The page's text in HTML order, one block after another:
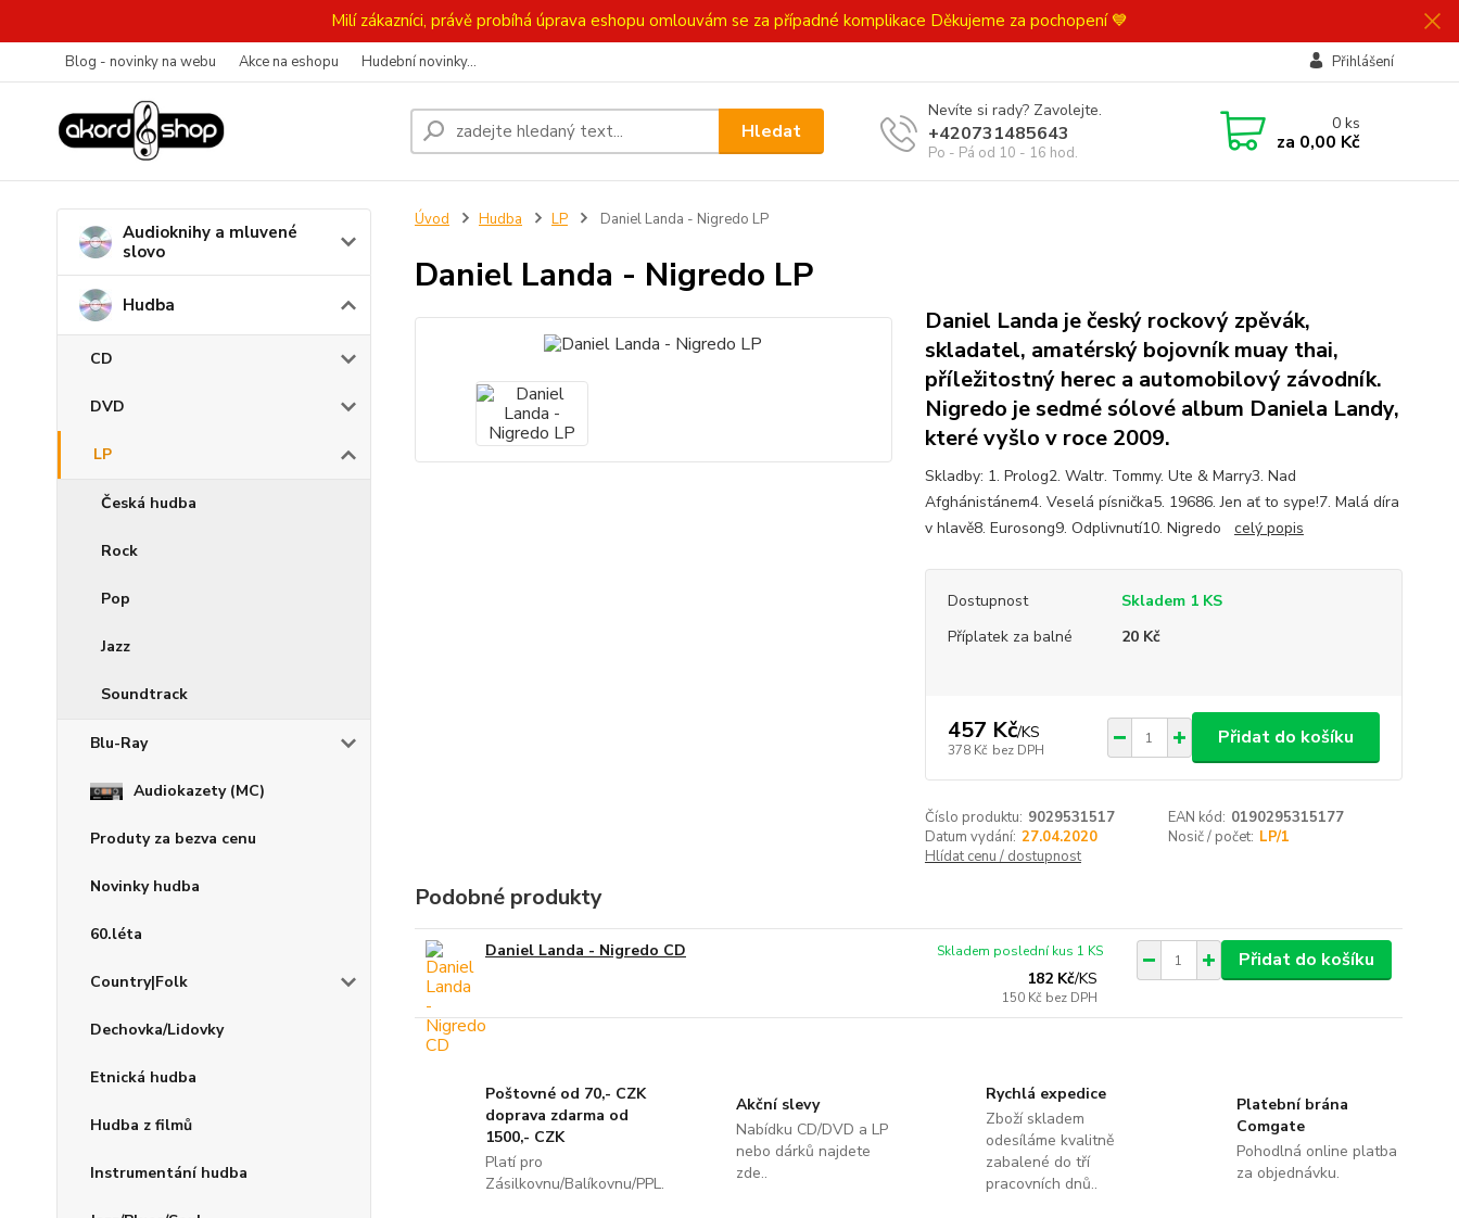
Milí zákazníci, právě probíhá úprava eshopu omlouvám se za případné komplikace Děkujeme za pochopení 💙
Blog - novinky na webu Akce na eshopu Hudební novinky... Přihlášení
Hledat
Nevíte si rady? Zavolejte.
+420731485643
Po - Pá od 10 - 16 hod.
0ks
za 0,00 Kč
Audioknihy a mluvené
slovo
Hudba
CD
DVD
LP
Česká hudba
Rock
Pop
Jazz
Soundtrack
Blu-Ray
Audiokazety (MC)
Produty za bezva cenu
Novinky hudba
60.léta
Country|Folk
Dechovka/Lidovky
Etnická hudba
Hudba z filmů
Instrumentání hudba
Úvod Hudba LP Daniel Landa - Nigredo LP
Daniel Landa - Nigredo LP
Daniel Landa je český rockový zpěvák,
skladatel, amatérský bojovník muay thai,
příležitostný herec a automobilový závodník.
Nigredo je sedmé sólové album Daniela Landy,
které vyšlo v roce 2009.
Skladby: 1. Prolog2. Waltr. Tommy. Ute & Marry3. Nad
Afghánistánem4. Veselá písnička5. 19686. Jen ať to sype!7. Malá díra
v hlavě8. Eurosong9. Odplivnutí10. Nigredo celý popis
Dostupnost
Skladem 1 KS
Příplatek za balné
20 Kč
457 Kč/KS
378 Kč bez DPH
Přidat do košíku
Číslo produktu: 9029531517 EAN kód: 0190295315177
Datum vydání: 27.04.2020 Nosič / počet: LP/1
Hlídat cenu / dostupnost
Podobné produkty
Daniel Landa - Nigredo CD
182 Kč/KS
150 Kč bez DPH
Skladem poslední kus 1 KS Přidat do košíku
Poštovné od 70,- CZK
doprava zdarma od
1500,- CZK
Platí pro
Zásilkovnu/Balíkovnu/PPL.
Akční slevy
Nabídku CD/DVD a LP
nebo dárků najdete
zde..
Rychlá expedice
Zboží skladem
odesíláme kvalitně
zabalené do tří
pracovních dnů..
Platební brána
Comgate
Pohodlná online platba
za objednávku.